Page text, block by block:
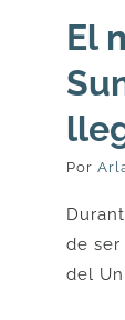
El
Por
de
del